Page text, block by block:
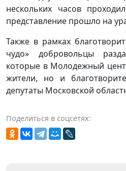
нескольких часов
представление прошло на
Также в рамках
чудо» добровольцы
которые в Молодежный
жители, но и
депутаты Московской
Поделиться в соцсетях: